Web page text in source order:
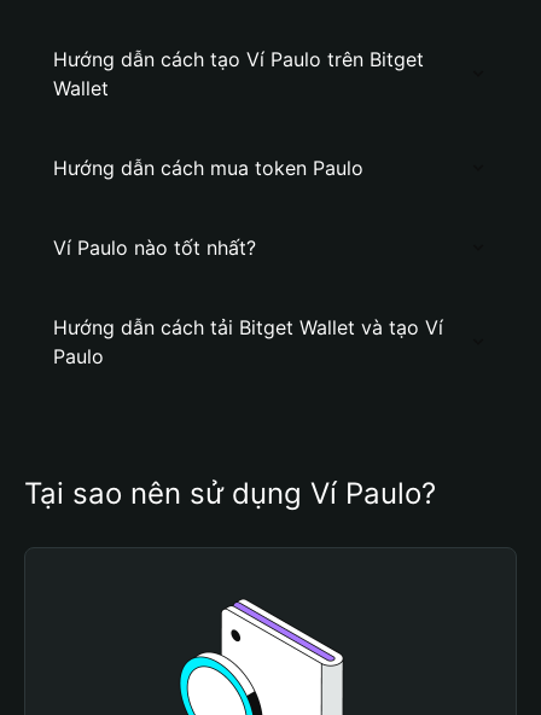
Hướng dẫn cách tạo Ví Paulo trên Bitget
Wallet
Hướng dẫn cách mua token Paulo
Ví Paulo nào tốt nhất?
Hướng dẫn cách tải Bitget Wallet và tạo Ví
Paulo
Tại sao nên sử dụng Ví Paulo?